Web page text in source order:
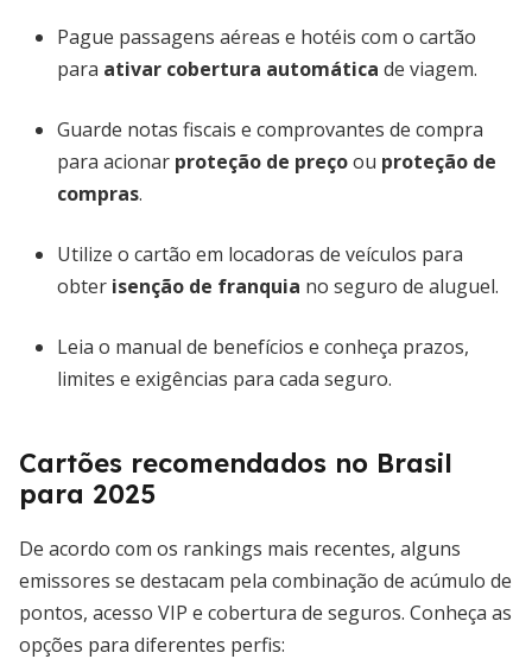
Pague passagens aéreas e hotéis com o cartão
para ativar cobertura automática de viagem.
Guarde notas fiscais e comprovantes de compra
para acionar proteção de preçoou proteção de
compras.
Utilize o cartão em locadoras de veículos para
obter isenção de franquia no seguro de aluguel.
Leia o manual de benefícios e conheça prazos,
limites e exigências para cada seguro.
Cartões recomendados no Brasil
para 2025
De acordo com os rankings mais recentes, alguns
emissores se destacam pela combinação de acúmulo de
pontos, acesso VIP e cobertura de seguros. Conheça as
opções para diferentes perfis: